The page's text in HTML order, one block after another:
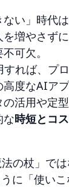
ない」時代は
を増やさず
可欠。
すれば、プ
度なAIア
活用や定
な時短とコ
の杖」で
に「使い